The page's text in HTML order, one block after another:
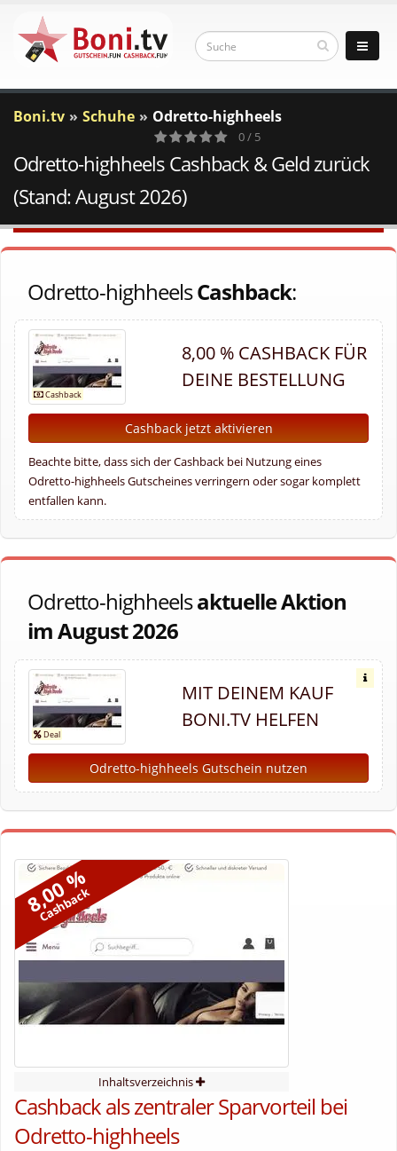
Boni.tv Schuhe Odretto-highheels
0
Votes
0 / 5
Odretto-highheels Cashback & Geld zurück
(Stand: August 2026)
Odretto-highheelsCashback:
8,00 % CASHBACK FÜR
DEINE BESTELLUNG
Cashback jetzt aktivieren
Beachte bitte, dass sich der Cashback bei Nutzung eines
Odretto-highheels Gutscheines verringern oder sogar komplett
entfallen kann.
Odretto-highheelsaktuelle Aktion
im August 2026
MIT DEINEM KAUF
BONI.TV HELFEN
Odretto-highheels Gutschein nutzen
8,00 %
Cashback
Inhaltsverzeichnis
Cashback als zentraler Sparvorteil bei
Odretto-highheels